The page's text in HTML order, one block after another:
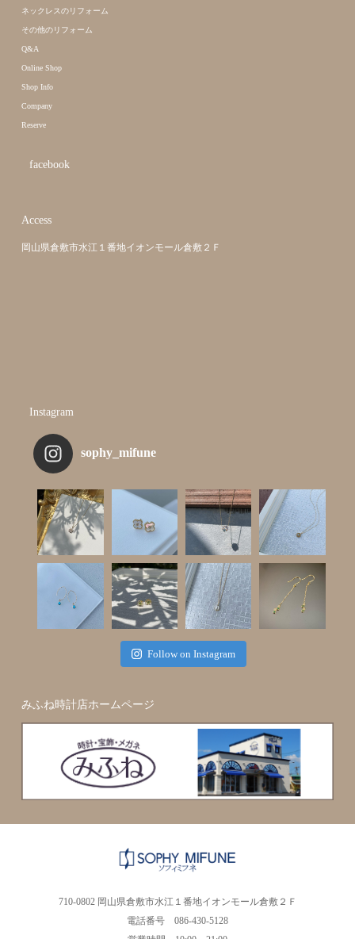
ネックレスのリフォーム
その他のリフォーム
Q&A
Online Shop
Shop Info
Company
Reserve
facebook
Access
岡山県倉敷市水江１番地イオンモール倉敷２Ｆ
Instagram
sophy_mifune
Follow on Instagram
みふね時計店ホームページ
710-0802 岡山県倉敷市水江１番地イオンモール倉敷２Ｆ
電話番号 086-430-5128